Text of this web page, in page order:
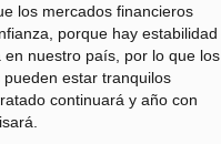
los mercados financieros
porque hay estabilidad
en nuestro país, por lo que los
pueden estar tranquilos
continuará y año con